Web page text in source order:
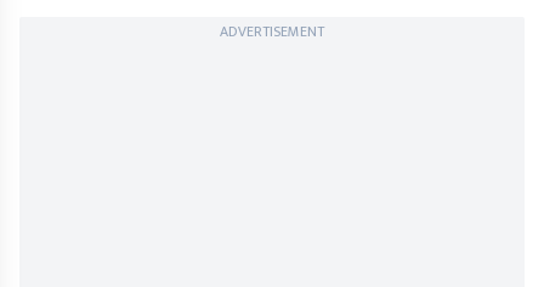
ADVERTISEMENT